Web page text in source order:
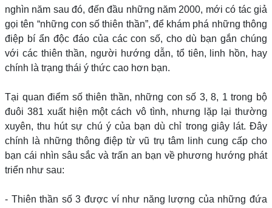
nghìn năm sau đó, đến đầu những năm 2000, mới có tác giả
gọi tên “những con số thiên thần”, để khám phá những thông
điệp bí ẩn độc đáo của các con số, cho dù bạn gắn chúng
với các thiên thần, người hướng dẫn, tổ tiên, linh hồn, hay
chính là trạng thái ý thức cao hơn bạn.
Tại quan điểm số thiên thần, những con số 3, 8, 1 trong bộ
đuôi 381 xuất hiện một cách vô tình, nhưng lặp lại thường
xuyên, thu hút sự chú ý của bạn dù chỉ trong giây lát. Đây
chính là những thông điệp từ vũ trụ tâm linh cung cấp cho
bạn cái nhìn sâu sắc và trấn an bạn về phương hướng phát
triển như sau:
- Thiên thần số 3 được ví như năng lượng của những đứa